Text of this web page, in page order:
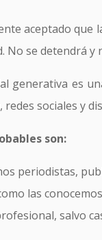
aceptado
No se detendrá
generativa es
sociales y
son:
periodistas,
las
salvo